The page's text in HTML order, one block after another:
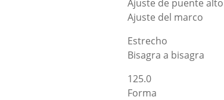
Ajuste de puente alto
Ajuste del marco
Estrecho
Bisagra a bisagra
125.0
Forma